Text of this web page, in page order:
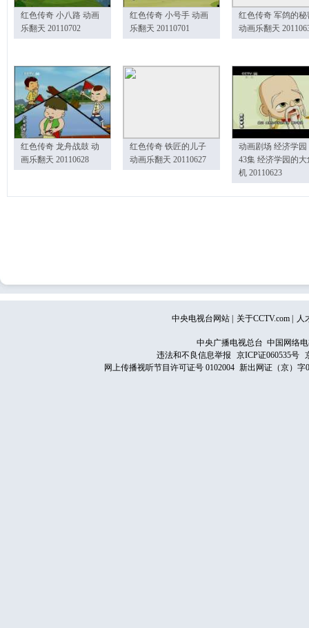
红色传奇 小八路 动画
乐翻天 20110702
红色传奇 小号手 动画
乐翻天 20110701
红色传奇 军鸽的秘
动画乐翻天
红色传奇 龙舟战鼓 动
画乐翻天 20110628
红色传奇 铁匠的儿子
动画乐翻天 20110627
动画剧场 经济学园
43集 经济学园的大
机 20110623
中央电视台网站 关于CCTV.com 人
中央广播电视总台 中国网络
违法和不良信息举报
京ICP证060535号
网上传播视听节目许可证号 0102004 新出网证（京）